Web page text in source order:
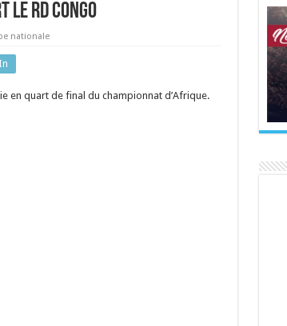
RD Congo
nationale
en quart de final du championnat d’Afrique.